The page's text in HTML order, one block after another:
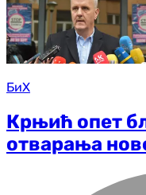
БиХ
Крњић опет
отварања